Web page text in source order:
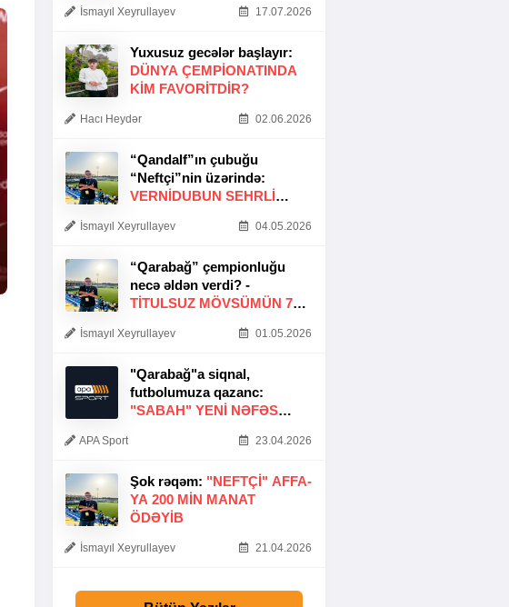
İsmayıl Xeyrullayev 17.07.2026
Yuxusuz gecələr başlayır:
DÜNYA ÇEMPIONATINDA
KIM FAVORITDIR?
Hacı Heydər 02.06.2026
“Qandalf”ın çubuğu
“Neftçi”nin üzərində:
VERNİDUBUN SEHRLİ
İsmayıl Xeyrullayev 04.05.2026
“Qarabağ” çempionluğu
necə əldən verdi? -
TITULSUZ MÖVSÜMÜN 7
İsmayıl Xeyrullayev 01.05.2026
"Qarabağ"a siqnal,
futbolumuza qazanc:
"SABAH" YENI NƏFƏS
APA Sport 23.04.2026
Şok rəqəm: "NEFTÇI" AFFA-
YA 200 MIN MANAT
ÖDƏYIB
İsmayıl Xeyrullayev 21.04.2026